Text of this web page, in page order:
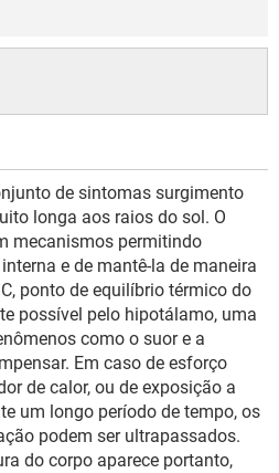
de sintomas surgimento
longa aos raios do sol. O
mecanismos permitindo
e de mantê-la de maneira
ponto de equilíbrio térmico do
possível pelo hipotálamo, uma
como o suor e a
Em caso de esforço
de calor, ou de exposição a
um longo período de tempo, os
podem ser ultrapassados.
do corpo aparece portanto,